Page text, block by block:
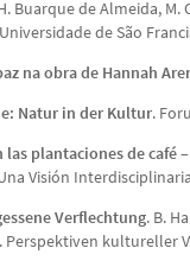
Buarque de Almeida, M.
de São
na obra de Hannah
Natur in der Kultur.
plantaciones de café
Visión
Verflechtung. B.
kultureller